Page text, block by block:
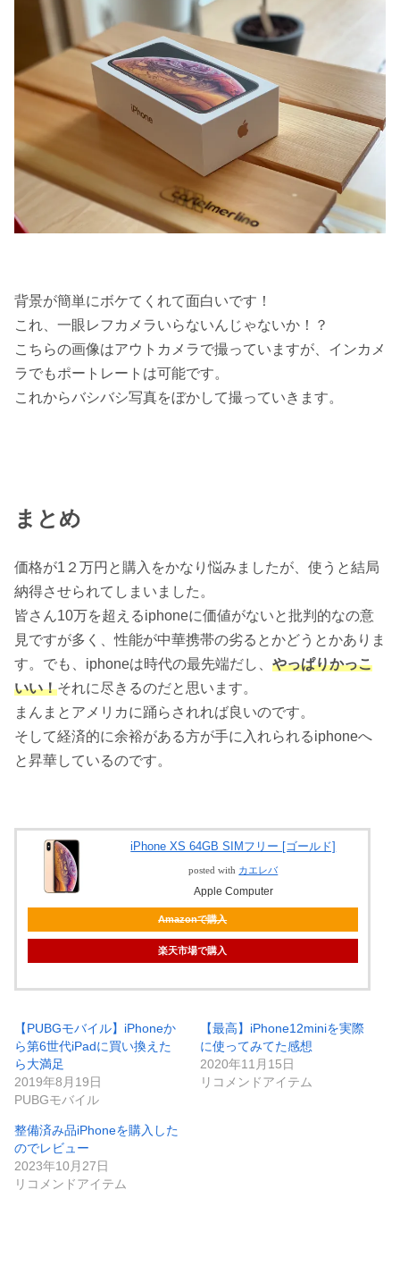
背景が簡単にボケてくれて面白いです！
これ、一眼レフカメラいらないんじゃないか！？
こちらの画像はアウトカメラで撮っていますが、インカメ
ラでもポートレートは可能です。
これからバシバシ写真をぼかして撮っていきます。
まとめ
価格が1２万円と購入をかなり悩みましたが、使うと結局
納得させられてしまいました。
皆さん10万を超えるiphoneに価値がないと批判的なの意
見ですが多く、性能が中華携帯の劣るとかどうとかありま
す。でも、iphoneは時代の最先端だし、 やっぱりかっこ
いい！それに尽きるのだと思います。
まんまとアメリカに踊らされれば良いのです。
そして経済的に余裕がある方が手に入れられるiphoneへ
と昇華しているのです。
iPhone XS 64GB SIMフリー [ゴールド]
posted with カエレバ
Apple Computer
Amazonで購入
楽天市場で購入
【PUBGモバイル】iPhoneか
ら第6世代iPadに買い換えた
ら大満足
2019年8月19日
PUBGモバイル
【最高】iPhone12miniを実際
に使ってみてた感想
2020年11月15日
リコメンドアイテム
整備済み品iPhoneを購入した
のでレビュー
2023年10月27日
リコメンドアイテム